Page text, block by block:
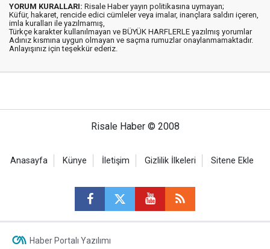
YORUM KURALLARI: Risale Haber yayın politikasına uymayan;
Küfür, hakaret, rencide edici cümleler veya imalar, inançlara saldırı içeren,
imla kuralları ile yazılmamış,
Türkçe karakter kullanılmayan ve BÜYÜK HARFLERLE yazılmış yorumlar
Adınız kısmına uygun olmayan ve saçma rumuzlar onaylanmamaktadır.
Anlayışınız için teşekkür ederiz.
Risale Haber © 2008
Anasayfa Künye İletişim Gizlilik İlkeleri Sitene Ekle
Haber Portalı Yazılımı